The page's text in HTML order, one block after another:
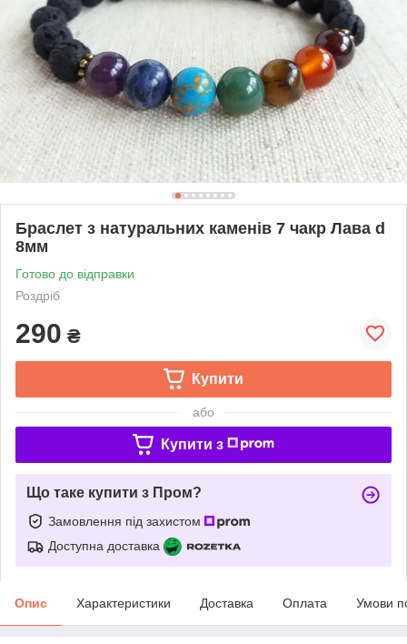
Браслет з натуральних каменів 7 чакр Лава d
8мм
Готово до відправки
Роздріб
290 ₴
Купити
або
Купити з
Що таке купити з Пром?
Замовлення під захистом
Доступна доставка
Опис Характеристики Доставка Оплата Умови